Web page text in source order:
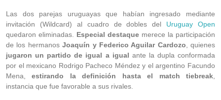
Las dos parejas uruguayas que habían ingresado mediante
invitación (Wildcard) al cuadro de dobles del Uruguay Open
quedaron eliminadas. Especial destaque merece la participación
de los hermanosJoaquín y Federico Aguilar Cardozo , quienes
jugaron un partido de igual a igual ante la dupla conformada
por el mexicano Rodrigo Pacheco Méndez y el argentino Facundo
Mena,estirando la definición hasta el match tiebreak
instancia que fue favorable a sus rivales.